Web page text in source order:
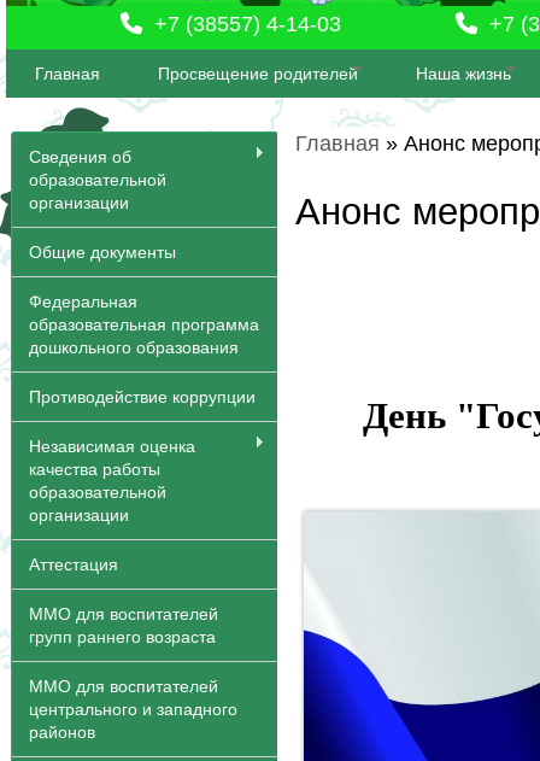
+7 (38557) 4-14-03 +7
Главная Просвещение родителей Наша жизнь
Сведения об
образовательной
организации
Общие документы
Федеральная
образовательная программа
дошкольного образования
Противодействие коррупции
Независимая оценка
качества работы
образовательной
организации
Аттестация
ММО для воспитателей
групп раннего возраста
ММО для воспитателей
центрального и западного
районов
Вы здесь
Главная » Анонс
Анонс
День